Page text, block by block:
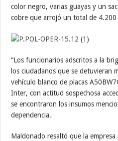
color negro, varias guayas y un
cobre que arrojó un total de 4.200
“Los funcionarios adscritos a la
los ciudadanos que se detuvieran
vehículo blanco de placas
Inter, con actitud sospechosa
se encontraron los insumos
dependencia.
Maldonado resaltó que la